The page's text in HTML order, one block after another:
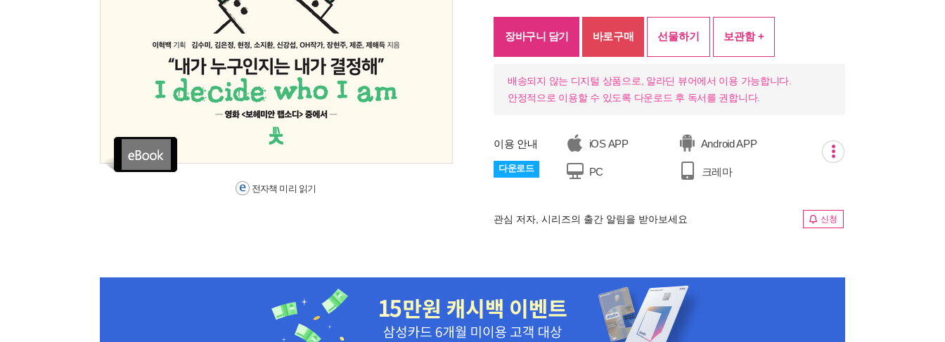
전자책 미리 읽기
장바구니 담기 바로구매 선물하기 보관함 +
배송되지 않는 디지털 상품으로, 알라딘 뷰어에서 이용 가능합니다.
안정적으로 이용할 수 있도록 다운로드 후 독서를 권합니다.
이용 안내
다운로드
iOS APP Android APP
PC 크레마
관심 저자, 시리즈의 출간 알림을 받아보세요 신청